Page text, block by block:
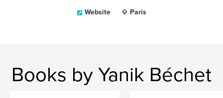
Website Paris
Books by Yanik Béchet